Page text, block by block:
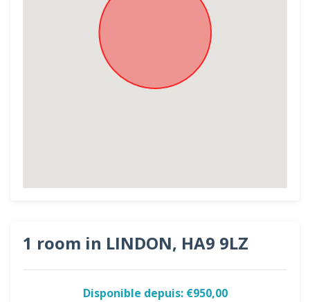
1 room in LINDON, HA9 9LZ
Disponible depuis: €950,00